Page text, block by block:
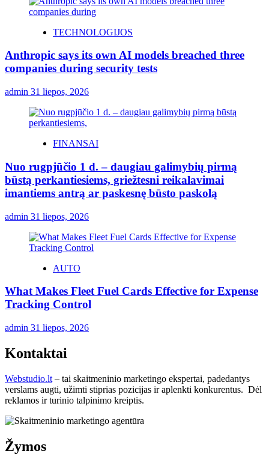
TECHNOLOGIJOS
Anthropic says its own AI models breached three
companies during security tests
admin 31 liepos, 2026
FINANSAI
Nuo rugpjūčio 1 d. – daugiau galimybių pirmą
būstą perkantiesiems, griežtesni reikalavimai
imantiems antrą ar paskesnę būsto paskolą
admin 31 liepos, 2026
AUTO
What Makes Fleet Fuel Cards Effective for Expense
Tracking Control
admin 31 liepos, 2026
Kontaktai
Webstudio.lt – tai skaitmeninio marketingo ekspertai, padedantys
verslams augti, užimti stiprias pozicijas ir aplenkti konkurentus. Dėl
reklamos ir turinio talpinimo kreiptis.
Žymos